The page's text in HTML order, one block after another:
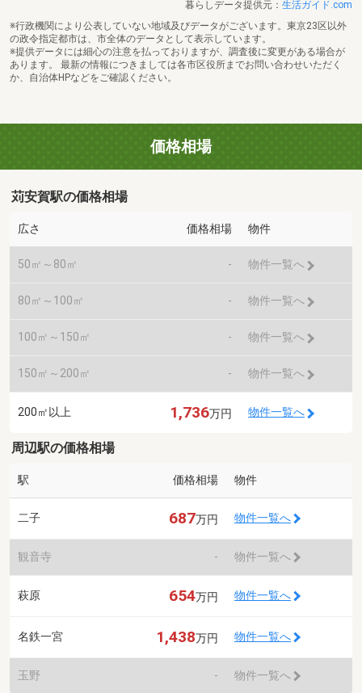
暮らしデータ提供元： 生活ガイド.com
※行政機関により公表していない地域及びデータがございます。東京23区以外
の政令指定都市は、市全体のデータとして表示しています。
※提供データには細心の注意を払っておりますが、調査後に変更がある場合が
あります。 最新の情報につきましては各市区役所までお問い合わせいただく
か、自治体HPなどをご確認ください。
価格相場
苅安賀駅の価格相場
広さ 価格相場 物件
50㎡～80㎡ - 物件一覧へ
80㎡～100㎡ - 物件一覧へ
100㎡～150㎡ - 物件一覧へ
150㎡～200㎡ - 物件一覧へ
200㎡以上 1,736万円 物件一覧へ
周辺駅の価格相場
駅 価格相場 物件
二子 687万円 物件一覧へ
観音寺 - 物件一覧へ
萩原 654万円 物件一覧へ
名鉄一宮 1,438万円 物件一覧へ
玉野 - 物件一覧へ